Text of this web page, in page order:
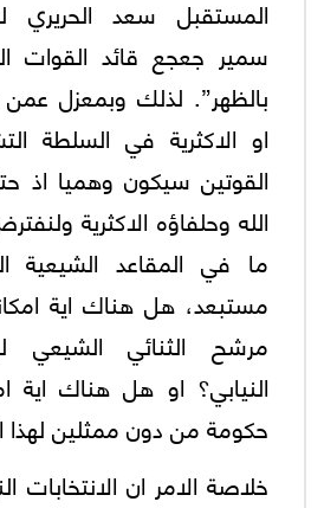
المستقبل سعد الحريري
سمير جعجع قائد القوات
بالظهر”. لذلك وبمعزل
او الاكثرية في السلطة
القوتين سيكون وهميا اذ
الله وحلفاؤه الاكثرية
مستبعد، هل هناك اية
مرشح الثنائي الشيعي
النيابي؟ او هل هناك اية
حكومة من دون ممثلين لهذا
خلاصة الامر ان الانتخابات